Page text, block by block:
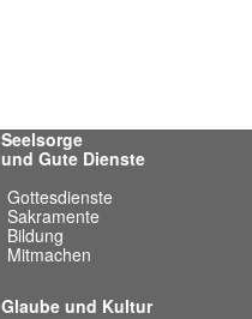
Seelsorge
und Gute Dienste
Gottesdienste
Sakramente
Bildung
Mitmachen
Glaube und Kultur